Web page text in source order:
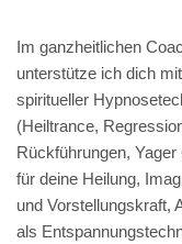
Im ganzheitlichen
unterstütze ich dich
spiritueller
(Heiltrance,
Rückführungen, Yager
für deine Heilung,
und Vorstellungskraft,
als